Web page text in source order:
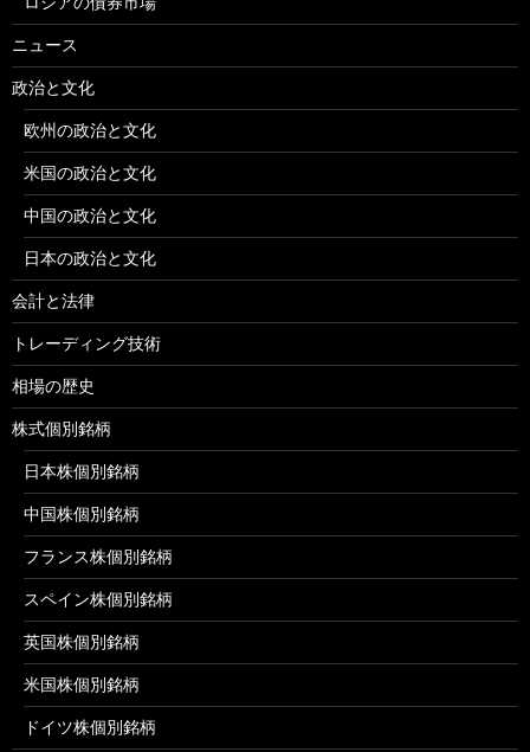
ニュース
政治と文化
欧州の政治と文化
米国の政治と文化
中国の政治と文化
日本の政治と文化
会計と法律
トレーディング技術
相場の歴史
株式個別銘柄
日本株個別銘柄
中国株個別銘柄
フランス株個別銘柄
スペイン株個別銘柄
英国株個別銘柄
米国株個別銘柄
ドイツ株個別銘柄